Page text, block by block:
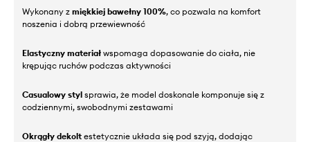
Wykonany z miękkiej bawełny 100%, co pozwala na komfort
noszenia i dobrą przewiewność
Elastyczny materiał wspomaga dopasowanie do ciała, nie
krępując ruchów podczas aktywności
Casualowy styl sprawia, że model doskonale komponuje się z
codziennymi, swobodnymi zestawami
Okrągły dekolt estetycznie układa się pod szyją, dodając